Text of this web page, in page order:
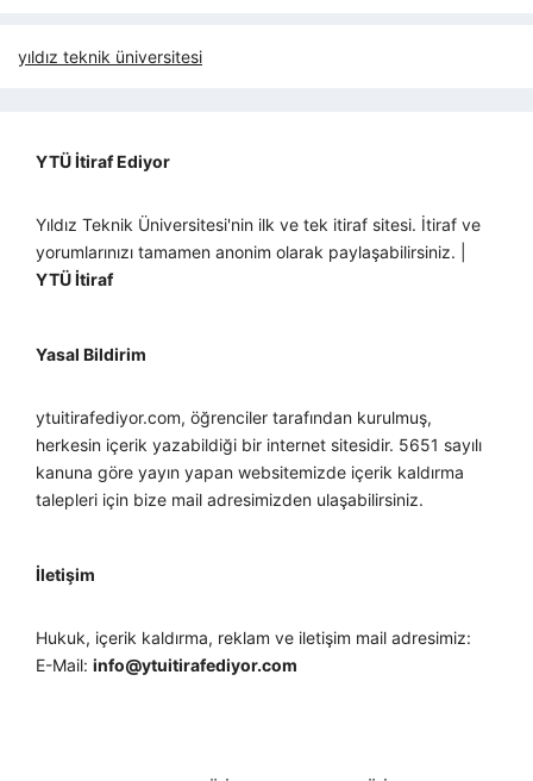
yıldız teknik üniversitesi
YTÜ İtiraf Ediyor
Yıldız Teknik Üniversitesi'nin ilk ve tek itiraf sitesi. İtiraf ve
yorumlarınızı tamamen anonim olarak paylaşabilirsiniz. |
YTÜ İtiraf
Yasal Bildirim
ytuitirafediyor.com, öğrenciler tarafından kurulmuş,
herkesin içerik yazabildiği bir internet sitesidir. 5651 sayılı
kanuna göre yayın yapan websitemizde içerik kaldırma
talepleri için bize mail adresimizden ulaşabilirsiniz.
İletişim
Hukuk, içerik kaldırma, reklam ve iletişim mail adresimiz:
E-Mail: info@ytuitirafediyor.com